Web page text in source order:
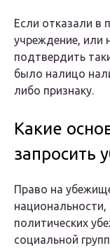
Если отказали в
учреждение, или
подтвердить
было налицо
либо признаку.
Какие
Право на
политических
социальной